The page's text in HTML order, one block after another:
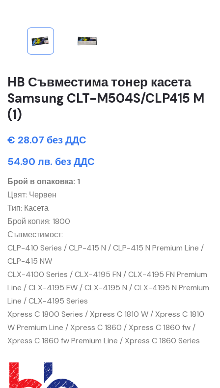
HB Съвместима тонер касета
Samsung CLT-M504S/CLP415 M
(1)
€ 28.07 без ДДС
54.90 лв. без ДДС
Брой в опаковка: 1
Цвят: Червен
Тип: Касета
Брой копия: 1800
Съвместимост:
CLP-410 Series / CLP-415 N / CLP-415 N Premium Line /
CLP-415 NW
CLX-4100 Series / CLX-4195 FN / CLX-4195 FN Premium
Line / CLX-4195 FW / CLX-4195 N / CLX-4195 N Premium
Line / CLX-4195 Series
Xpress C 1800 Series / Xpress C 1810 W / Xpress C 1810
W Premium Line / Xpress C 1860 / Xpress C 1860 fw /
Xpress C 1860 fw Premium Line / Xpress C 1860 Series